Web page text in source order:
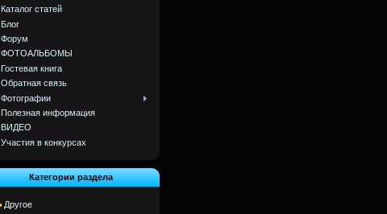
Каталог статей
Блог
Форум
ФОТОАЛЬБОМЫ
Гостевая книга
Обратная связь
Фотографии
Полезная информация
ВИДЕО
Участия в конкурсах
Категории раздела
Другое